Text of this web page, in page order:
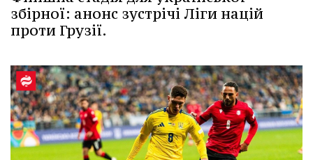
збірної: анонс зустрічі Ліги націй
проти Грузії.